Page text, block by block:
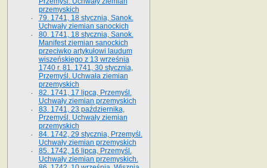
przemyskich
79. 1741, 18 stycznia, Sanok.
Uchwały ziemian sanockich
80. 1741, 18 stycznia, Sanok.
Manifest ziemian sanockich
przeciwko artykułowi laudum
wiszeńskiego z 13 wrze­śnia
1740 r. 81. 1741, 30 stycznia,
Przemyśl. Uchwała ziemian
przemyskich
82. 1741, 17 lipca, Przemyśl.
Uchwały ziemian przemyskich
83. 1741, 23 października,
Przemyśl. Uchwały ziemian
przemyskich
84. 1742, 29 stycznia, Przemyśl.
Uchwały ziemian przemyskich
85. 1742, 16 lipca, Przemyśl.
Uchwały ziemian przemyskich.